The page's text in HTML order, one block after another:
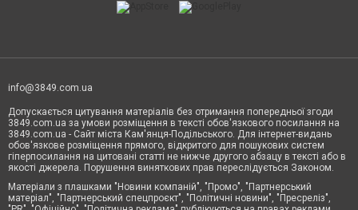
info@3849.com.ua
Допускається цитування матеріалів без отримання попередньої згоди
3849.com.ua за умови розміщення в тексті обов'язкового посилання на
3849.com.ua - Сайт міста Кам'янця-Подільського. Для інтернет-видань
обов'язкове розміщення прямого, відкритого для пошукових систем
гіперпосилання на цитовані статті не нижче другого абзацу в тексті або в
якості джерела. Порушення виняткових прав переслідується Законом.
Матеріали з плашками "Новини компаній", "Промо", "Партнерський
матеріал", "Партнерський спецпроєкт", "Політичні новини", "Пресреліз",